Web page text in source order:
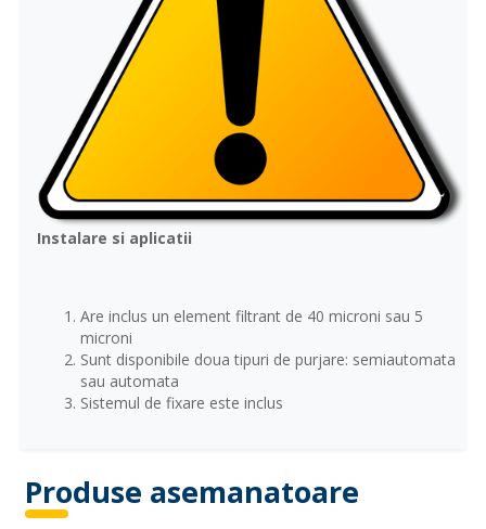
Instalare si aplicatii
Are inclus un element filtrant de 40 microni sau 5
microni
Sunt disponibile doua tipuri de purjare: semiautomata
sau automata
Sistemul de fixare este inclus
Produse asemanatoare